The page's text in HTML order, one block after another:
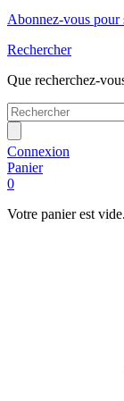
Abonnez-vous pour
Rechercher
Que recherchez-
Connexion
Panier
0
Votre panier est vide.